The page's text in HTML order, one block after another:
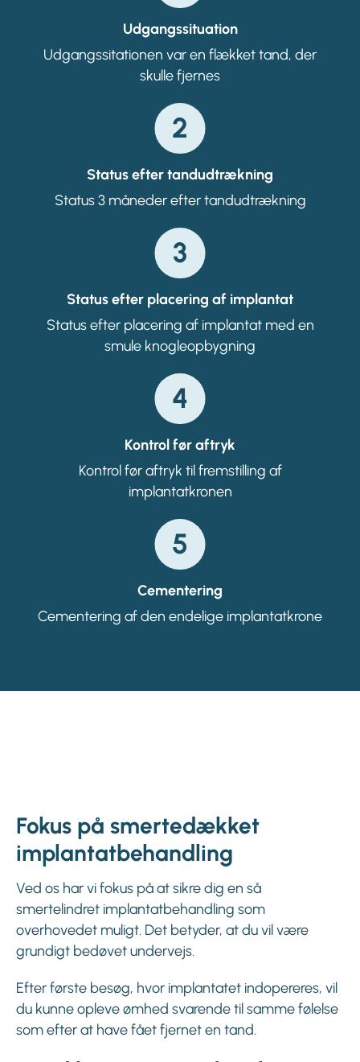
Udgangssituation
Udgangssitationen var en flækket tand, der
skulle fjernes
2
Status efter tandudtrækning
Status 3 måneder efter tandudtrækning
3
Status efter placering af implantat
Status efter placering af implantat med en
smule knogleopbygning
4
Kontrol før aftryk
Kontrol før aftryk til fremstilling af
implantatkronen
5
Cementering
Cementering af den endelige implantatkrone
Fokus på smertedækket
implantatbehandling
Ved os har vi fokus på at sikre dig en så
smertelindret implantatbehandling som
overhovedet muligt. Det betyder, at du vil være
grundigt bedøvet undervejs.
Efter første besøg, hvor implantatet indopereres, vil
du kunne opleve ømhed svarende til samme følelse
som efter at have fået fjernet en tand.